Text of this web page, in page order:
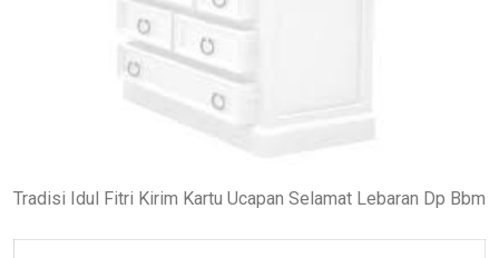
Tradisi Idul Fitri Kirim Kartu Ucapan Selamat Lebaran Dp Bbm